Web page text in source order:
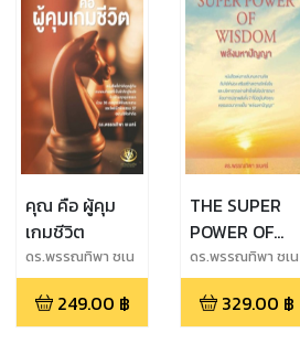
คุณ คือ ผู้คุม
เกมชีวิต
ดร.พรรณทิพา ชเน
ศร์
249.00 ฿
THE SUPER
POWER OF
WISDOM พลัง
มหาปัญญา
ดร.พรรณทิพา ชเน
ศร์
329.00 ฿